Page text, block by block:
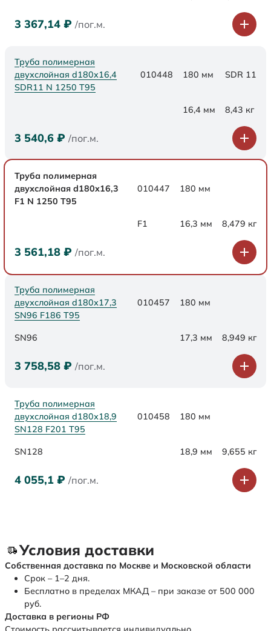
3 367,14 ₽ /пог.м.
Труба полимерная
двухслойная d180x16,4
SDR11 N 1250 Т95
010448 180 мм SDR 11
16,4 мм 8,43 кг
3 540,6 ₽ /пог.м.
Труба полимерная
двухслойная d180x16,3
F1 N 1250 Т95
010447 180 мм
F1 16,3 мм 8,479 кг
3 561,18 ₽ /пог.м.
Труба полимерная
двухслойная d180х17,3
SN96 F186 Т95
010457 180 мм
SN96 17,3 мм 8,949 кг
3 758,58 ₽ /пог.м.
Труба полимерная
двухслойная d180х18,9
SN128 F201 Т95
010458 180 мм
SN128 18,9 мм 9,655 кг
4 055,1 ₽ /пог.м.
Условия доставки
Собственная доставка по Москве и Московской области
Срок – 1–2 дня.
Бесплатно в пределах МКАД – при заказе от 500 000
руб.
Доставка в регионы РФ